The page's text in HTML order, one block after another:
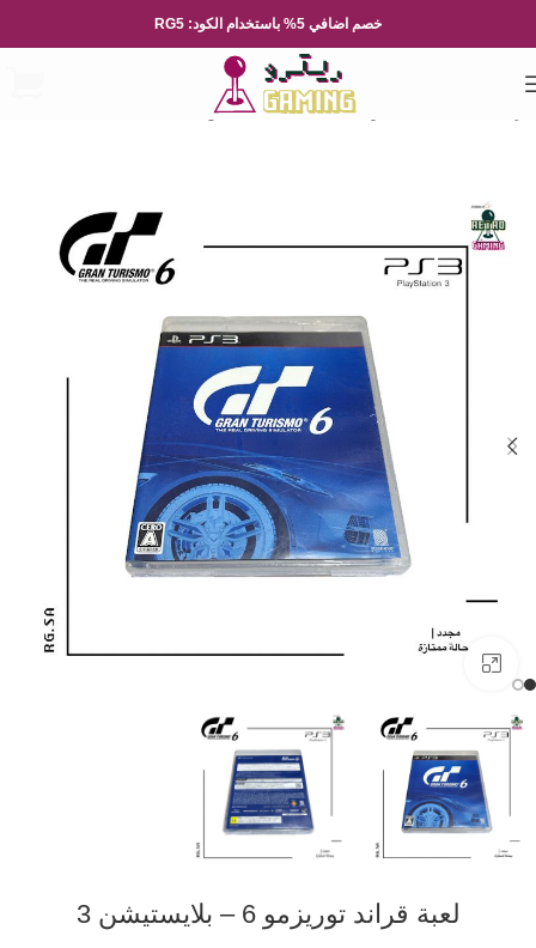
خصم اضافي 5% باستخدام الكود: RG5
Playsation بلايستيشن 3
لعبة قراند توريزمو 6 – بلايستيشن 3